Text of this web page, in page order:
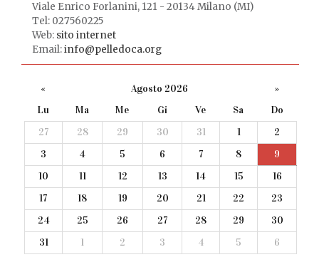
Viale Enrico Forlanini, 121 - 20134 Milano (MI)
Tel: 027560225
Web: sito internet
Email:info@pelledoca.org
« Agosto 2026
»
Lu
Ma Me Gi Ve Sa
Do
27
28 29 30 31 1
2
3
4 5 6 7 8
9
10
11 12 13 14 15
16
17
18 19 20 21 22
23
24
25 26 27 28 29
30
31
1 2 3 4 5 6